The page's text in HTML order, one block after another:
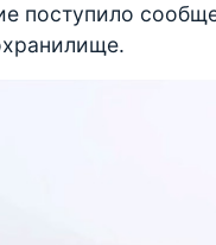
поступило